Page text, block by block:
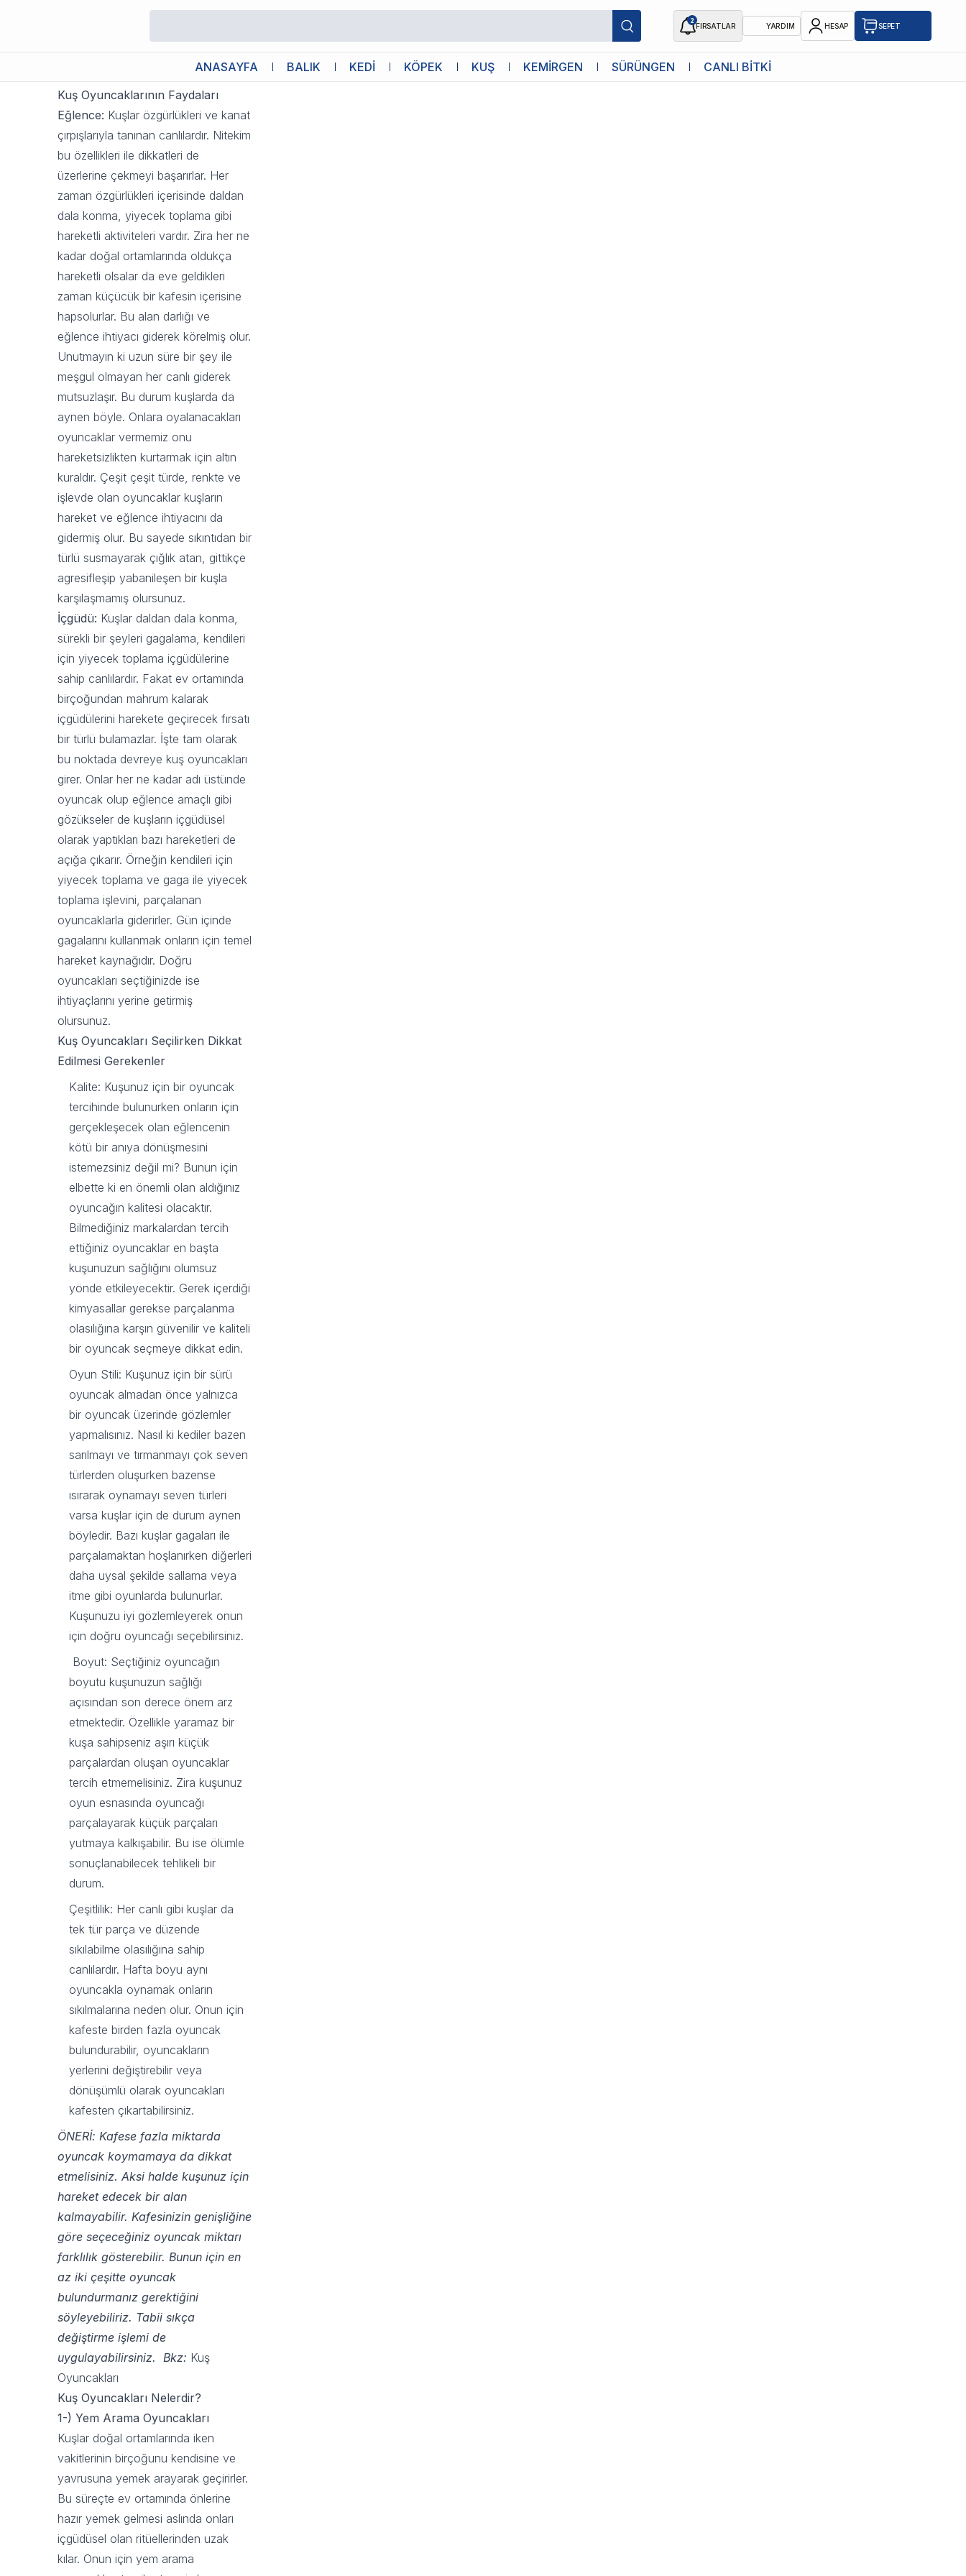
2
FIRSATLAR YARDIM HESAP SEPET
ANASAYFA BALIK KEDİ KÖPEK KUŞ KEMİRGEN SÜRÜNGEN CANLI BİTKİ
Kuş Oyuncakları
Kuş Oyuncaklarının Faydaları
Eğlence: Kuşlar özgürlükleri ve kanat
çırpışlarıyla tanınan canlılardır. Nitekim
bu özellikleri ile dikkatleri de
üzerlerine çekmeyi başarırlar. Her
zaman özgürlükleri içerisinde daldan
dala konma, yiyecek toplama gibi
hareketli aktiviteleri vardır. Zira her ne
kadar doğal ortamlarında oldukça
hareketli olsalar da eve geldikleri
zaman küçücük bir kafesin içerisine
hapsolurlar. Bu alan darlığı ve
eğlence ihtiyacı giderek körelmiş olur.
Unutmayın ki uzun süre bir şey ile
meşgul olmayan her canlı giderek
mutsuzlaşır. Bu durum kuşlarda da
aynen böyle. Onlara oyalanacakları
oyuncaklar vermemiz onu
hareketsizlikten kurtarmak için altın
kuraldır. Çeşit çeşit türde, renkte ve
işlevde olan oyuncaklar kuşların
hareket ve eğlence ihtiyacını da
gidermiş olur. Bu sayede sıkıntıdan bir
türlü susmayarak çığlık atan, gittikçe
agresifleşip yabanileşen bir kuşla
karşılaşmamış olursunuz.
İçgüdü: Kuşlar daldan dala konma,
sürekli bir şeyleri gagalama, kendileri
için yiyecek toplama içgüdülerine
sahip canlılardır. Fakat ev ortamında
birçoğundan mahrum kalarak
içgüdülerini harekete geçirecek fırsatı
bir türlü bulamazlar. İşte tam olarak
bu noktada devreye kuş oyuncakları
girer. Onlar her ne kadar adı üstünde
oyuncak olup eğlence amaçlı gibi
gözükseler de kuşların içgüdüsel
olarak yaptıkları bazı hareketleri de
açığa çıkarır. Örneğin kendileri için
yiyecek toplama ve gaga ile yiyecek
toplama işlevini, parçalanan
oyuncaklarla giderirler. Gün içinde
gagalarını kullanmak onların için temel
hareket kaynağıdır. Doğru
oyuncakları seçtiğinizde ise
ihtiyaçlarını yerine getirmiş
olursunuz.
Kuş Oyuncakları Seçilirken Dikkat
Edilmesi Gerekenler
Kalite: Kuşunuz için bir oyuncak
tercihinde bulunurken onların için
gerçekleşecek olan eğlencenin
kötü bir anıya dönüşmesini
istemezsiniz değil mi? Bunun için
elbette ki en önemli olan aldığınız
oyuncağın kalitesi olacaktır.
Bilmediğiniz markalardan tercih
ettiğiniz oyuncaklar en başta
kuşunuzun sağlığını olumsuz
yönde etkileyecektir. Gerek içerdiği
kimyasallar gerekse parçalanma
olasılığına karşın güvenilir ve kaliteli
bir oyuncak seçmeye dikkat edin.
Oyun Stili: Kuşunuz için bir sürü
oyuncak almadan önce yalnızca
bir oyuncak üzerinde gözlemler
yapmalısınız. Nasıl ki kediler bazen
sarılmayı ve tırmanmayı çok seven
türlerden oluşurken bazense
ısırarak oynamayı seven türleri
varsa kuşlar için de durum aynen
böyledir. Bazı kuşlar gagaları ile
parçalamaktan hoşlanırken diğerleri
daha uysal şekilde sallama veya
itme gibi oyunlarda bulunurlar.
Kuşunuzu iyi gözlemleyerek onun
için doğru oyuncağı seçebilirsiniz.
Boyut: Seçtiğiniz oyuncağın
boyutu kuşunuzun sağlığı
açısından son derece önem arz
etmektedir. Özellikle yaramaz bir
kuşa sahipseniz aşırı küçük
parçalardan oluşan oyuncaklar
tercih etmemelisiniz. Zira kuşunuz
oyun esnasında oyuncağı
parçalayarak küçük parçaları
yutmaya kalkışabilir. Bu ise ölümle
sonuçlanabilecek tehlikeli bir
durum.
Çeşitlilik: Her canlı gibi kuşlar da
tek tür parça ve düzende
sıkılabilme olasılığına sahip
canlılardır. Hafta boyu aynı
oyuncakla oynamak onların
sıkılmalarına neden olur. Onun için
kafeste birden fazla oyuncak
bulundurabilir, oyuncakların
yerlerini değiştirebilir veya
dönüşümlü olarak oyuncakları
kafesten çıkartabilirsiniz.
ÖNERİ: Kafese fazla miktarda
oyuncak koymamaya da dikkat
etmelisiniz. Aksi halde kuşunuz için
hareket edecek bir alan
kalmayabilir. Kafesinizin genişliğine
göre seçeceğiniz oyuncak miktarı
farklılık gösterebilir. Bunun için en
az iki çeşitte oyuncak
bulundurmanız gerektiğini
söyleyebiliriz. Tabii sıkça
değiştirme işlemi de
uygulayabilirsiniz. Bkz: Kuş
Oyuncakları
Kuş Oyuncakları Nelerdir?
1-) Yem Arama Oyuncakları
Kuşlar doğal ortamlarında iken
vakitlerinin birçoğunu kendisine ve
yavrusuna yemek arayarak geçirirler.
Bu süreçte ev ortamında önlerine
hazır yemek gelmesi aslında onları
içgüdüsel olan ritüellerinden uzak
kılar. Onun için yem arama